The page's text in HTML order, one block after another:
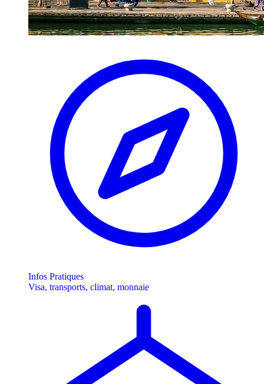
Infos Pratiques
Visa, transports, climat, monnaie